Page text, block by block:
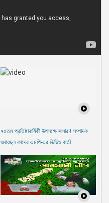
৭৫তম প্রতিষ্ঠাবার্ষিকী উপলক্ষে সাধারণ সম্পাদক
ওবায়দুল কাদের এমপি-এর ভিডিও বার্তা